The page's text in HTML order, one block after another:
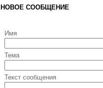
НОВОЕ СООБЩЕНИЕ
Имя
Тема
Текст сообщения